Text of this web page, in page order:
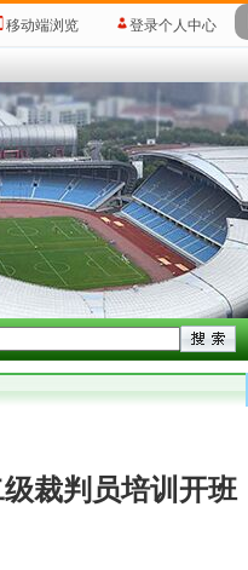
移动端浏览 登录个人中心
裁判员培训开班